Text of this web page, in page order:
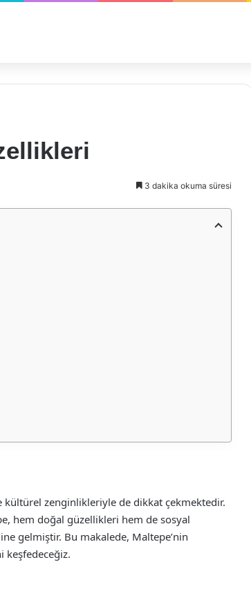
3 dakika okuma süresi
kültürel zenginlikleriyle de dikkat çekmektedir.
hem doğal güzellikleri hem de sosyal
gelmiştir. Bu makalede, Maltepe’nin